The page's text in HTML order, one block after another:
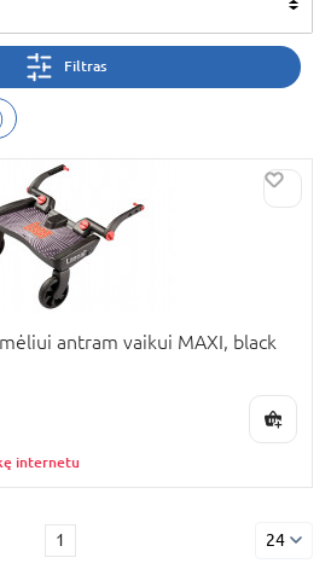
Filtras
)
antram vaikui MAXI, black
internetu
1 24